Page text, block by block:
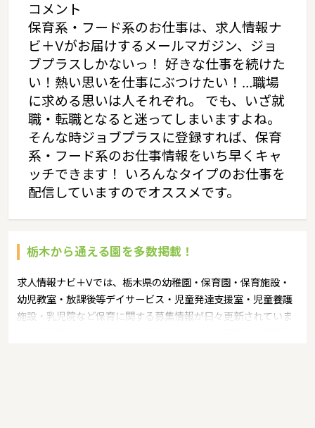
コメント
保育系・フード系のお仕事は、求人情報ナ
ビ＋Vがお届けするメールマガジン、ジョ
ブプラスしかないっ！ 好きな仕事を続けた
い！熱い思いを仕事にぶつけたい！…職場
に求める思いは人それぞれ。 でも、いざ就
職・転職となると迷ってしまいますよね。
そんな時ジョブプラスに登録すれば、保育
系・フード系のお仕事情報をいち早くキャ
ッチできます！ いろんなタイプのお仕事を
配信していますのでオススメです。
栃木から通える園を多数掲載！
求人情報ナビ＋Vでは、栃木県の幼稚園・保育園・保育施設・
幼児教室・放課後等デイサービス・児童発達支援室・児童養護
施設・乳児院など保育に関する募集情報が日々更新されていま